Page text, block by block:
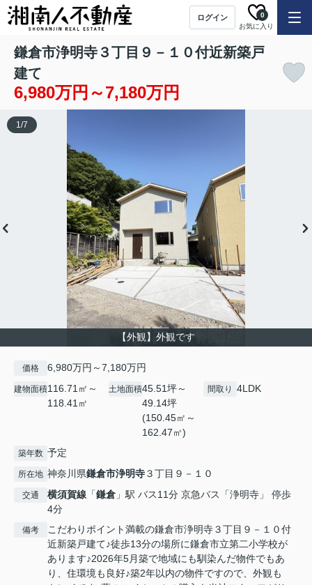
ログイン
お気に入り
0
鎌倉市浄明寺３丁目９－１０付近新築戸
建て
6,980万円～7,180万円
【外観】外観です
1/7
価格 6,980万円～7,180万円
建物面積116.71㎡～
118.41㎡
土地面積45.51坪～
49.14坪
(150.45㎡～
162.47㎡)
間取り 4LDK
築年数 予定
所在地 神奈川県鎌倉市浄明寺３丁目９－１０
交通 横須賀線 「鎌倉 」駅 バス11分 京急バス「浄明寺」 停歩
4分
備考
こだわりポイント満載の鎌倉市浄明寺３丁目９－１０付
近新築戸建て♪徒歩13分の場所に鎌倉市立第二小学校が
あります♪2026年5月築で地域にも馴染んだ物件でもあ
り、住環境も良好♪築2年以内の物件ですので、外観も